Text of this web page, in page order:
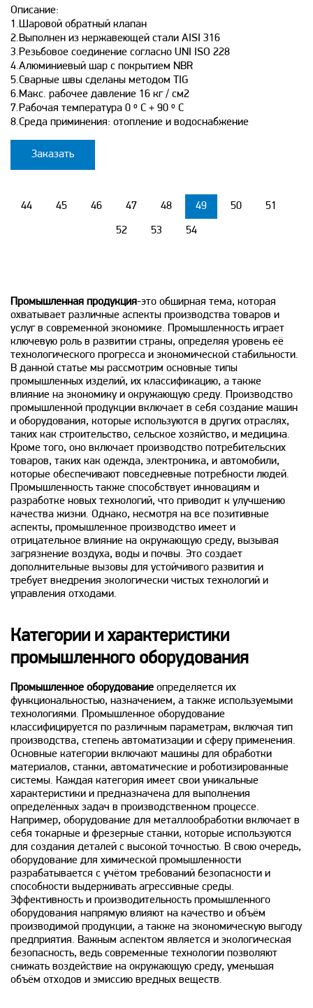
Описание:
1.Шаровой обратный клапан
2.Выполнен из нержавеющей стали AISI 316
3.Резьбовое соединение согласно UNI ISO 228
4.Алюминиевый шар с покрытием NBR
5.Сварные швы сделаны методом TIG
6.Макс. рабочее давление 16 кг / см2
7.Рабочая температура 0 º С + 90 º C
8.Среда приминения: отопление и водоснабжение
Заказать
44 45 46 47 48 49 50 51
52 53 54
Промышленная продукция-это обширная тема, которая
охватывает различные аспекты производства товаров и
услуг в современной экономике. Промышленность играет
ключевую роль в развитии страны, определяя уровень её
технологического прогресса и экономической стабильности.
В данной статье мы рассмотрим основные типы
промышленных изделий, их классификацию, а также
влияние на экономику и окружающую среду. Производство
промышленной продукции включает в себя создание машин
и оборудования, которые используются в других отраслях,
таких как строительство, сельское хозяйство, и медицина.
Кроме того, оно включает производство потребительских
товаров, таких как одежда, электроника, и автомобили,
которые обеспечивают повседневные потребности людей.
Промышленность также способствует инновациям и
разработке новых технологий, что приводит к улучшению
качества жизни. Однако, несмотря на все позитивные
аспекты, промышленное производство имеет и
отрицательное влияние на окружающую среду, вызывая
загрязнение воздуха, воды и почвы. Это создает
дополнительные вызовы для устойчивого развития и
требует внедрения экологически чистых технологий и
управления отходами.
Категории и характеристики
промышленного оборудования
Промышленное оборудование определяется их
функциональностью, назначением, а также используемыми
технологиями. Промышленное оборудование
классифицируется по различным параметрам, включая тип
производства, степень автоматизации и сферу применения.
Основные категории включают машины для обработки
материалов, станки, автоматические и роботизированные
системы. Каждая категория имеет свои уникальные
характеристики и предназначена для выполнения
определённых задач в производственном процессе.
Например, оборудование для металлообработки включает в
себя токарные и фрезерные станки, которые используются
для создания деталей с высокой точностью. В свою очередь,
оборудование для химической промышленности
разрабатывается с учётом требований безопасности и
способности выдерживать агрессивные среды.
Эффективность и производительность промышленного
оборудования напрямую влияют на качество и объём
производимой продукции, а также на экономическую выгоду
предприятия. Важным аспектом является и экологическая
безопасность, ведь современные технологии позволяют
снижать воздействие на окружающую среду, уменьшая
объём отходов и эмиссию вредных веществ.